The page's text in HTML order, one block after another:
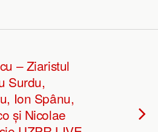
– Ziaristul
Surdu,
Ion Spânu,
și Nicolae